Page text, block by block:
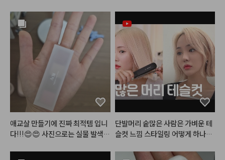
베이스가 쫀쫀 밀착이되서 아주 굿
입니다.
벌써 3통째 사서 쓰고있네요
애교살 만들기에 진짜 최적템 입니
다!!!😍😍 사진으로는 실물 발색이
단발머리 숱많은 사람은 가벼운 테
슬컷 느낌 스타일링 어떻게 하나요